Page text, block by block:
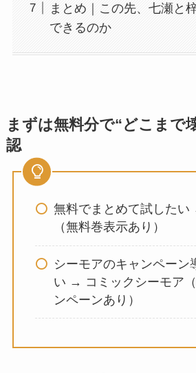
まとめ｜この先、七瀬と
できるのか
まずは無料分で“どこまで
認
無料でまとめて試した
（無料巻表示あり）
シーモアのキャンペーン
い → コミックシーモア
ンペーンあり）